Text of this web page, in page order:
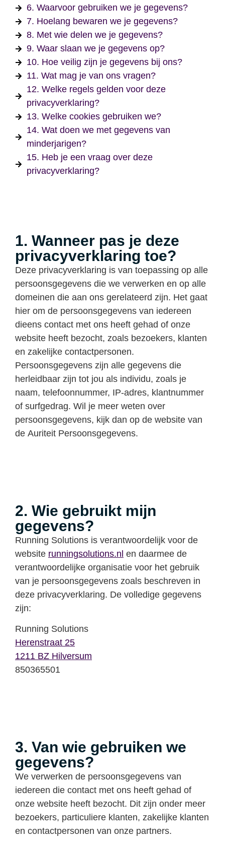
6. Waarvoor gebruiken we je gegevens?
7. Hoelang bewaren we je gegevens?
8. Met wie delen we je gegevens?
9. Waar slaan we je gegevens op?
10. Hoe veilig zijn je gegevens bij ons?
11. Wat mag je van ons vragen?
12. Welke regels gelden voor deze
privacyverklaring?
13. Welke cookies gebruiken we?
14. Wat doen we met gegevens van
minderjarigen?
15. Heb je een vraag over deze
privacyverklaring?
1. Wanneer pas je deze
privacyverklaring toe?
Deze privacyverklaring is van toepassing op alle
persoonsgegevens die we verwerken en op alle
domeinen die aan ons gerelateerd zijn. Het gaat
hier om de persoonsgegevens van iedereen
dieens contact met ons heeft gehad of onze
website heeft bezocht, zoals bezoekers, klanten
en zakelijke contactpersonen.
Persoonsgegevens zijn alle gegevens die
herleidbaar zijn tot jou als individu, zoals je
naam, telefoonnummer, IP-adres, klantnummer
of surfgedrag. Wil je meer weten over
persoonsgegevens, kijk dan op de website van
de Auriteit Persoonsgegevens.
2. Wie gebruikt mijn
gegevens?
Running Solutions is verantwoordelijk voor de
website runningsolutions.nl en daarmee de
verantwoordelijke organisatie voor het gebruik
van je persoonsgegevens zoals beschreven in
deze privacyverklaring. De volledige gegevens
zijn:
Running Solutions
Herenstraat 25
1211 BZ Hilversum
850365501
3. Van wie gebruiken we
gegevens?
We verwerken de persoonsgegevens van
iedereen die contact met ons heeft gehad of
onze website heeft bezocht. Dit zijn onder meer
bezoekers, particuliere klanten, zakelijke klanten
en contactpersonen van onze partners.